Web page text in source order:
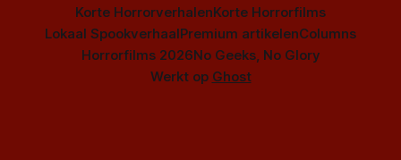
Korte HorrorverhalenKorte Horrorfilms
Lokaal SpookverhaalPremium artikelenColumns
Horrorfilms 2026No Geeks, No Glory
Werkt op Ghost